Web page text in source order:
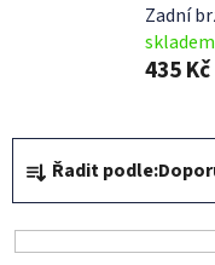
Zadní
skladem
435 Kč
Ř
a
z
e
Řadit podle: